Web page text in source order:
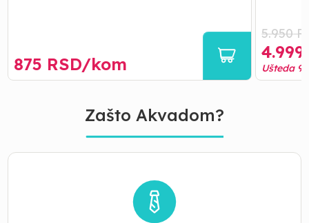
875 RSD/kom
5.950
4.999
Ušteda
Zašto Akvadom?